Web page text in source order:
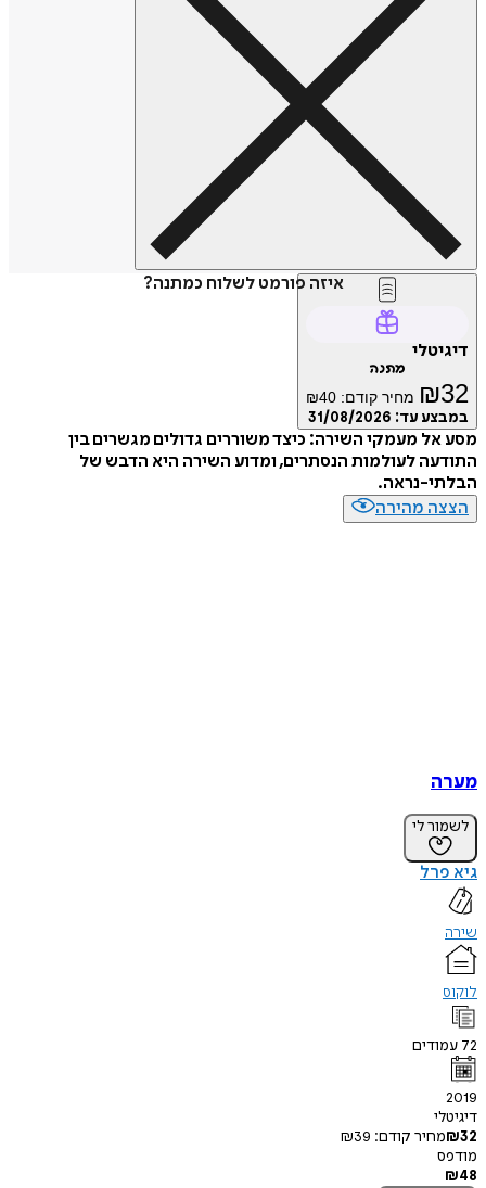
איזה פורמט לשלוח כמתנה?
דיגיטלי
מתנה
₪32 מחיר קודם: ₪40
במבצע עד: 31/08/2026
מסע אל מעמקי השירה: כיצד משוררים גדולים מגשרים בין
התודעה לעולמות הנסתרים, ומדוע השירה היא הדבש של
הבלתי-נראה.
הצצה מהירה
מערה
לשמור לי
גיא פרל
שירה
לוקוס
72 עמודים
2019
דיגיטלי
₪32 מחיר קודם: ₪39
מודפס
₪48